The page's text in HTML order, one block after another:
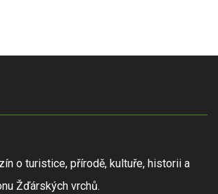
o turistice, přírodě, kultuře, historii a
Žďárských vrchů.